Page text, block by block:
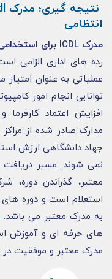
انتظامی
مدرک ICDL برای استخدامی نیروی انتظامی
رده های اداری الزامی
عملیاتی به عنوان
توانایی انجام امور
افزایش اعتماد
مدارک صادر شده از
جهاد دانشگاهی ارزش
نمی شوند. مسیر
معتبر، گذراندن
به مدرک معتبر می باشد.
های حرفه ای و آموزش
مدرک معتبر و موفقیت در